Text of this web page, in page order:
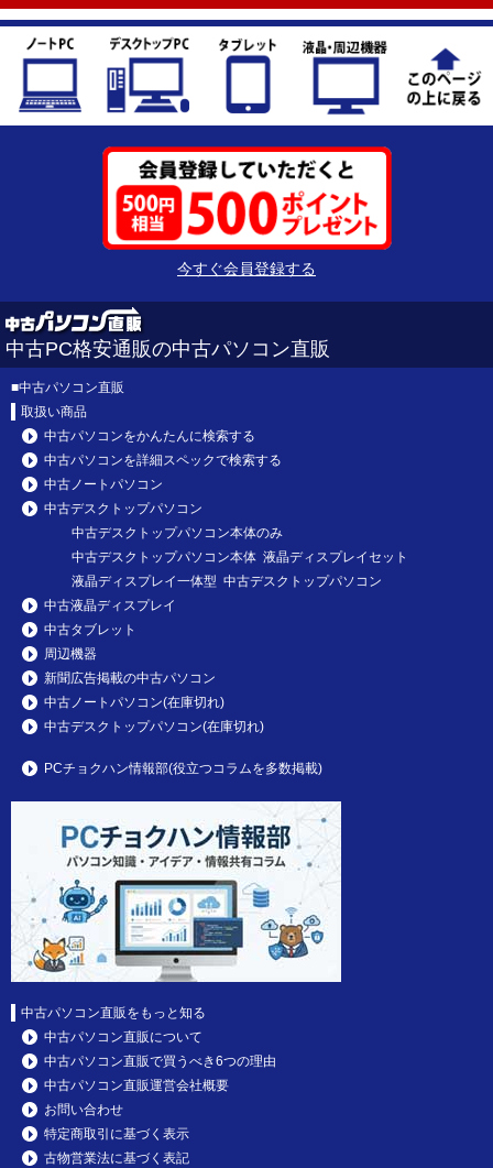
今すぐ会員登録する
中古PC格安通販の中古パソコン直販
■中古パソコン直販
取扱い商品
中古パソコンをかんたんに検索する
中古パソコンを詳細スペックで検索する
中古ノートパソコン
中古デスクトップパソコン
中古デスクトップパソコン本体のみ
中古デスクトップパソコン本体 液晶ディスプレイセット
液晶ディスプレイ一体型 中古デスクトップパソコン
中古液晶ディスプレイ
中古タブレット
周辺機器
新聞広告掲載の中古パソコン
中古ノートパソコン(在庫切れ)
中古デスクトップパソコン(在庫切れ)
PCチョクハン情報部(役立つコラムを多数掲載)
中古パソコン直販をもっと知る
中古パソコン直販について
中古パソコン直販で買うべき6つの理由
中古パソコン直販運営会社概要
お問い合わせ
特定商取引に基づく表示
古物営業法に基づく表記